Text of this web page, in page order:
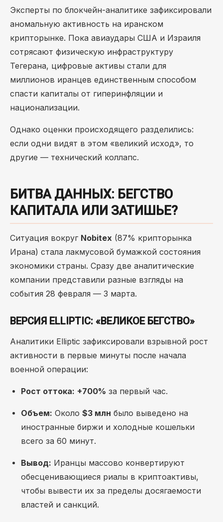
Эксперты по блокчейн-аналитике зафиксировали
аномальную активность на иранском
крипторынке. Пока авиаудары США и Израиля
сотрясают физическую инфраструктуру
Тегерана, цифровые активы стали для
миллионов иранцев единственным способом
спасти капиталы от гиперинфляции и
национализации.
Однако оценки происходящего разделились:
если одни видят в этом «великий исход», то
другие — технический коллапс.
БИТВА ДАННЫХ: БЕГСТВО
КАПИТАЛА ИЛИ ЗАТИШЬЕ?
Ситуация вокруг Nobitex (87% крипторынка
Ирана) стала лакмусовой бумажкой состояния
экономики страны. Сразу две аналитические
компании представили разные взгляды на
события 28 февраля — 3 марта.
ВЕРСИЯ ELLIPTIC: «ВЕЛИКОЕ БЕГСТВО»
Аналитики Elliptic зафиксировали взрывной рост
активности в первые минуты после начала
военной операции:
Рост оттока: +700% за первый час.
Объем: Около $3 млн было выведено на
иностранные биржи и холодные кошельки
всего за 60 минут.
Вывод: Иранцы массово конвертируют
обесценивающиеся риалы в криптоактивы,
чтобы вывести их за пределы досягаемости
властей и санкций.